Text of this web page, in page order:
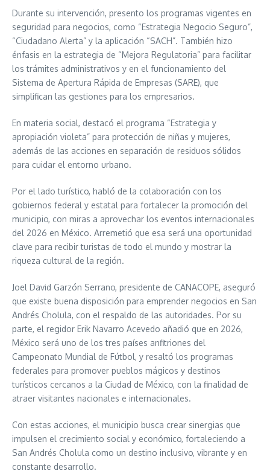
Durante su intervención, presento los programas vigentes en
seguridad para negocios, como “Estrategia Negocio Seguro”,
“Ciudadano Alerta” y la aplicación “SACH”. También hizo
énfasis en la estrategia de “Mejora Regulatoria” para facilitar
los trámites administrativos y en el funcionamiento del
Sistema de Apertura Rápida de Empresas (SARE), que
simplifican las gestiones para los empresarios.
En materia social, destacó el programa “Estrategia y
apropiación violeta” para protección de niñas y mujeres,
además de las acciones en separación de residuos sólidos
para cuidar el entorno urbano.
Por el lado turístico, habló de la colaboración con los
gobiernos federal y estatal para fortalecer la promoción del
municipio, con miras a aprovechar los eventos internacionales
del 2026 en México. Arremetió que esa será una oportunidad
clave para recibir turistas de todo el mundo y mostrar la
riqueza cultural de la región.
Joel David Garzón Serrano, presidente de CANACOPE, aseguró
que existe buena disposición para emprender negocios en San
Andrés Cholula, con el respaldo de las autoridades. Por su
parte, el regidor Erik Navarro Acevedo añadió que en 2026,
México será uno de los tres países anfitriones del
Campeonato Mundial de Fútbol, y resaltó los programas
federales para promover pueblos mágicos y destinos
turísticos cercanos a la Ciudad de México, con la finalidad de
atraer visitantes nacionales e internacionales.
Con estas acciones, el municipio busca crear sinergias que
impulsen el crecimiento social y económico, fortaleciendo a
San Andrés Cholula como un destino inclusivo, vibrante y en
constante desarrollo.